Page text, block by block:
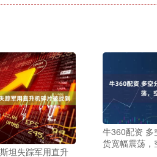
坦失踪军用直升
牛360配资 多
货宽幅震荡